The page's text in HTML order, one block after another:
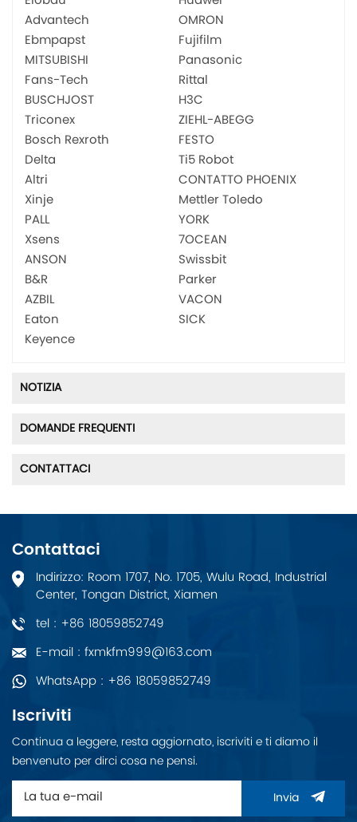
Advantech
OMRON
Ebmpapst
Fujifilm
MITSUBISHI
Panasonic
Fans-Tech
Rittal
BUSCHJOST
H3C
Triconex
ZIEHL-ABEGG
Bosch Rexroth
FESTO
Delta
Ti5 Robot
Altri
CONTATTO PHOENIX
Xinje
Mettler Toledo
PALL
YORK
Xsens
7OCEAN
ANSON
Swissbit
B&R
Parker
AZBIL
VACON
Eaton
SICK
Keyence
NOTIZIA
DOMANDE FREQUENTI
CONTATTACI
Contattaci
Indirizzo: Room 1707, No. 1705, Wulu Road, Industrial
Center, Tongan District, Xiamen
tel : +86 18059852749
E-mail : fxmkfm999@163.com
WhatsApp : +86 18059852749
Iscriviti
Continua a leggere, resta aggiornato, iscriviti e ti diamo il
benvenuto per dirci cosa ne pensi.
Invia